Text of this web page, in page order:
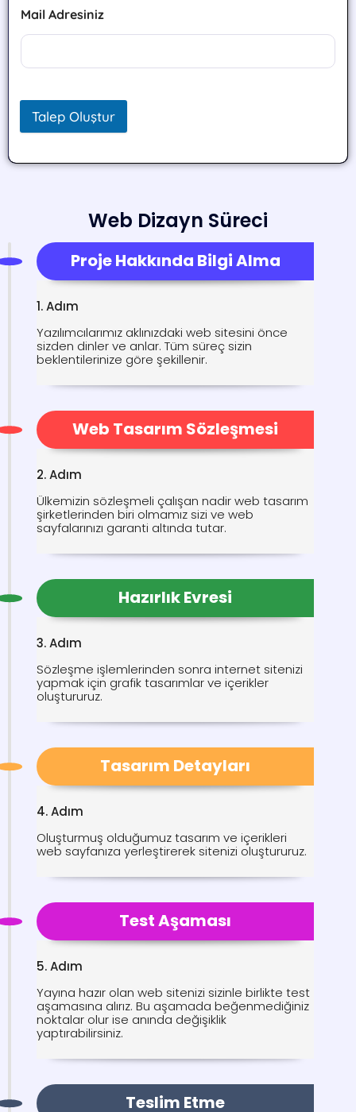
Mail Adresiniz
Talep Oluştur
Web Dizayn Süreci
Proje Hakkında Bilgi Alma
1. Adım
Yazılımcılarımız aklınızdaki web sitesini önce
sizden dinler ve anlar. Tüm süreç sizin
beklentilerinize göre şekillenir.
Web Tasarım Sözleşmesi
2. Adım
Ülkemizin sözleşmeli çalışan nadir web tasarım
şirketlerinden biri olmamız sizi ve web
sayfalarınızı garanti altında tutar.
Hazırlık Evresi
3. Adım
Sözleşme işlemlerinden sonra internet sitenizi
yapmak için grafik tasarımlar ve içerikler
oluştururuz.
Tasarım Detayları
4. Adım
Oluşturmuş olduğumuz tasarım ve içerikleri
web sayfanıza yerleştirerek sitenizi oluştururuz.
Test Aşaması
5. Adım
Yayına hazır olan web sitenizi sizinle birlikte test
aşamasına alırız. Bu aşamada beğenmediğiniz
noktalar olur ise anında değişiklik
yaptırabilirsiniz.
Teslim Etme